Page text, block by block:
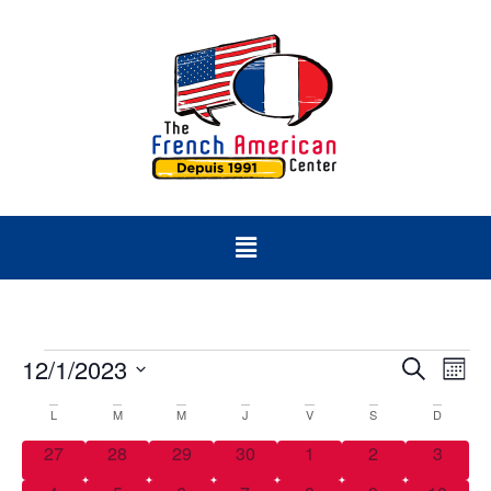
Mois
12/1/2023
uneCalendrier
de
L M M J V S D
0 évènements
27 0 évènements
28 0 évènements
29 0 évènements
30 0 évènements
1 0 évènements
2 0
3